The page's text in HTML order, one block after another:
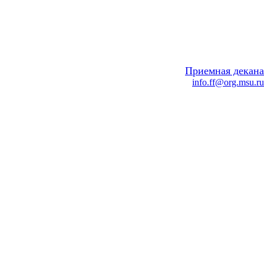
Приемная декана
info.ff@org.msu.ru